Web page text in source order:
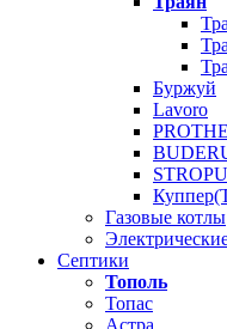
Буржуй
Lavoro
Газовые котлы
Септики
Тополь
Топас